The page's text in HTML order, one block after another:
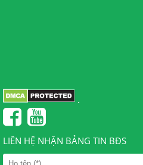
.
LIÊN HỆ NHẬN BẢNG TIN BĐS